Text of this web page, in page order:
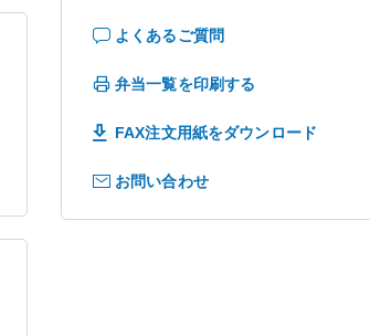
よくあるご質問
弁当一覧を印刷する
FAX注文用紙をダウンロード
お問い合わせ